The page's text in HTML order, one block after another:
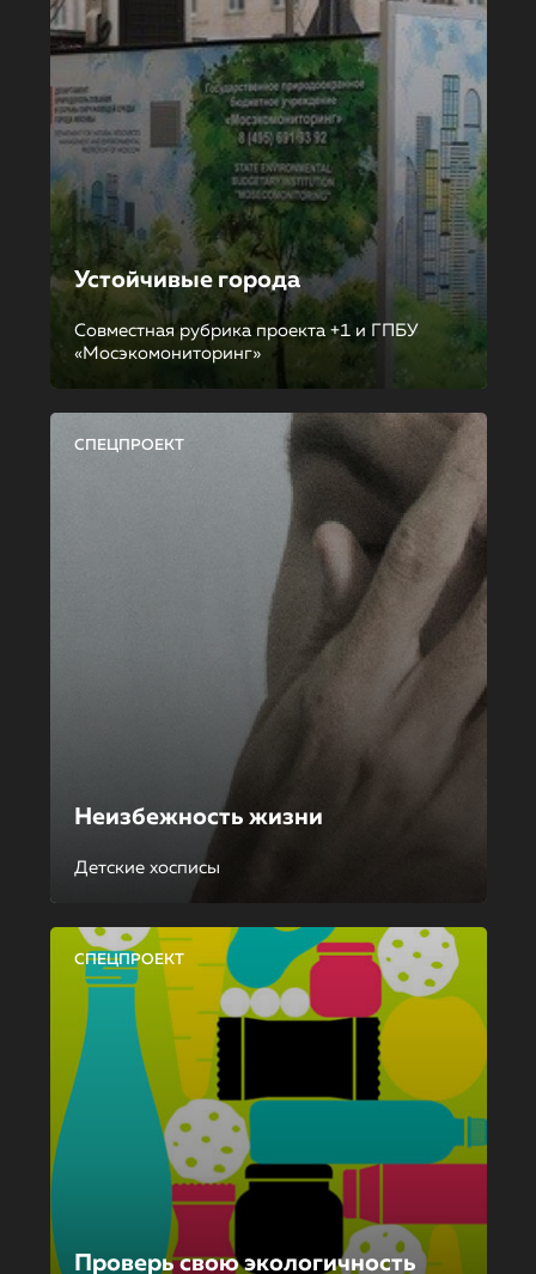
Устойчивые города
Совместная рубрика проекта +1 и ГПБУ
«Мосэкомониторинг»
СПЕЦПРОЕКТ
Неизбежность жизни
Детские хосписы
СПЕЦПРОЕКТ
Проверь свою экологичность